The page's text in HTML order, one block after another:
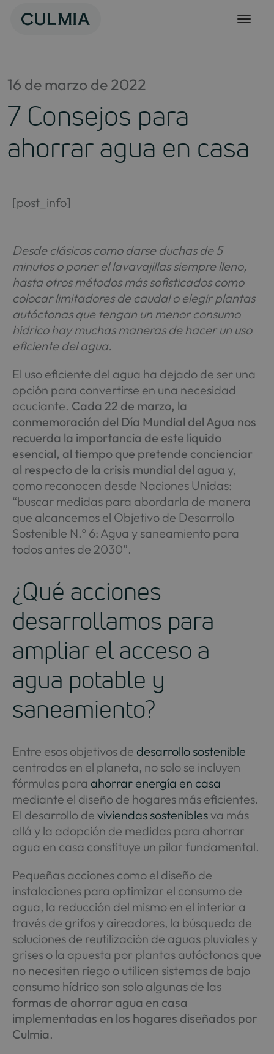
16 de marzo de 2022
7 Consejos para
ahorrar agua en casa
[post_info]
Desde clásicos como darse duchas de 5
minutos o poner el lavavajillas siempre lleno,
hasta otros métodos más sofisticados como
colocar limitadores de caudal o elegir plantas
autóctonas que tengan un menor consumo
hídrico hay muchas maneras de hacer un uso
eficiente del agua.
El uso eficiente del agua ha dejado de ser una
opción para convertirse en una necesidad
acuciante. Cada 22 de marzo, la
conmemoración del Día Mundial del Agua nos
recuerda la importancia de este líquido
esencial, al tiempo que pretende concienciar
al respecto de la crisis mundial del agua y,
como reconocen desde Naciones Unidas:
“buscar medidas para abordarla de manera
que alcancemos el Objetivo de Desarrollo
Sostenible N.º 6: Agua y saneamiento para
todos antes de 2030”.
¿Qué acciones
desarrollamos para
ampliar el acceso a
agua potable y
saneamiento?
Entre esos objetivos de desarrollo sostenible
centrados en el planeta, no solo se incluyen
fórmulas para ahorrar energía en casa
mediante el diseño de hogares más eficientes.
El desarrollo de viviendas sosteniblesva más
allá y la adopción de medidas para ahorrar
agua en casa constituye un pilar fundamental.
Pequeñas acciones como el diseño de
instalaciones para optimizar el consumo de
agua, la reducción del mismo en el interior a
través de grifos y aireadores, la búsqueda de
soluciones de reutilización de aguas pluviales y
grises o la apuesta por plantas autóctonas que
no necesiten riego o utilicen sistemas de bajo
consumo hídrico son solo algunas de las
formas de ahorrar agua en casa
implementadas en los hogares diseñados por
Culmia.